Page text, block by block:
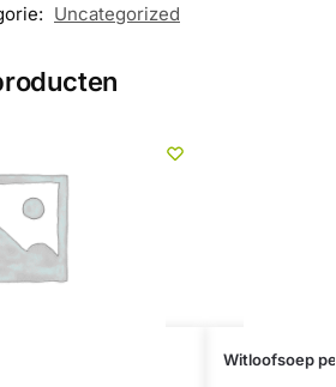
Uncategorized
Witloofsoep